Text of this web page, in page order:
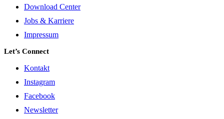
Download Center
Jobs & Karriere
Impressum
Let’s Connect
Kontakt
Instagram
Facebook
Newsletter